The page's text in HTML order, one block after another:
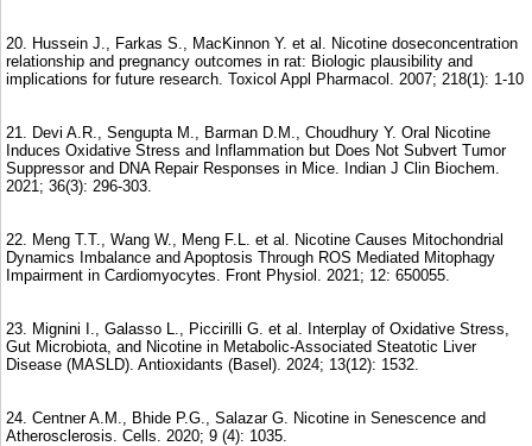
20. Hussein J., Farkas S., MacKinnon Y. et al. Nicotine doseconcentration
relationship and pregnancy outcomes in rat: Biologic plausibility and
implications for future research. Toxicol Appl Pharmacol. 2007; 218(1): 1-10
21. Devi A.R., Sengupta M., Barman D.M., Choudhury Y. Oral Nicotine
Induces Oxidative Stress and Inflammation but Does Not Subvert Tumor
Suppressor and DNA Repair Responses in Mice. Indian J Clin Biochem.
2021; 36(3): 296-303.
22. Meng T.T., Wang W., Meng F.L. et al. Nicotine Causes Mitochondrial
Dynamics Imbalance and Apoptosis Through ROS Mediated Mitophagy
Impairment in Cardiomyocytes. Front Physiol. 2021; 12: 650055.
23. Mignini I., Galasso L., Piccirilli G. et al. Interplay of Oxidative Stress,
Gut Microbiota, and Nicotine in Metabolic-Associated Steatotic Liver
Disease (MASLD). Antioxidants (Basel). 2024; 13(12): 1532.
24. Centner A.M., Bhide P.G., Salazar G. Nicotine in Senescence and
Atherosclerosis. Cells. 2020; 9 (4): 1035.